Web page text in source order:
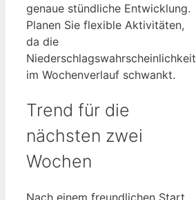
genaue stündliche Entwicklung.
Planen Sie flexible Aktivitäten,
da die
Niederschlagswahrscheinlichkeit
im Wochenverlauf schwankt.
Trend für die
nächsten zwei
Wochen
Nach einem freundlichen Start